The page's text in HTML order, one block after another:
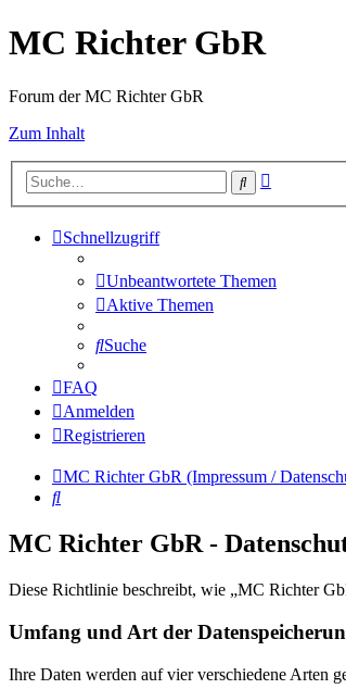
MC Richter GbR
Forum der MC Richter GbR
Zum Inhalt
Suche
Schnellzugriff
Unbeantwortete Themen
Aktive Themen
Suche
FAQ
Anmelden
Registrieren
MC Richter GbR (Impressum /
Suche
MC Richter GbR -
Diese Richtlinie beschreibt, wie „MC Richter
Umfang und Art der
Ihre Daten werden auf vier verschiedene Arten